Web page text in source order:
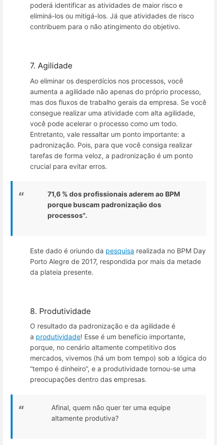
poderá identificar as atividades de maior risco e
eliminá-los ou mitigá-los. Já que atividades de risco
contribuem para o não atingimento do objetivo.
7. Agilidade
Ao eliminar os desperdícios nos processos, você
aumenta a agilidade não apenas do próprio processo,
mas dos fluxos de trabalho gerais da empresa. Se você
consegue realizar uma atividade com alta agilidade,
você pode acelerar o processo como um todo.
Entretanto, vale ressaltar um ponto importante: a
padronização. Pois, para que você consiga realizar
tarefas de forma veloz, a padronização é um ponto
crucial para evitar erros.
71,6 % dos profissionais aderem ao BPM
porque buscam padronização dos
processos".
Este dado é oriundo da pesquisa realizada no BPM Day
Porto Alegre de 2017, respondida por mais da metade
da plateia presente.
8. Produtividade
O resultado da padronização e da agilidade é
a produtividade! Esse é um benefício importante,
porque, no cenário altamente competitivo dos
mercados, vivemos (há um bom tempo) sob a lógica do
“tempo é dinheiro”, e a produtividade tornou-se uma
preocupações dentro das empresas.
Afinal, quem não quer ter uma equipe
altamente produtiva?